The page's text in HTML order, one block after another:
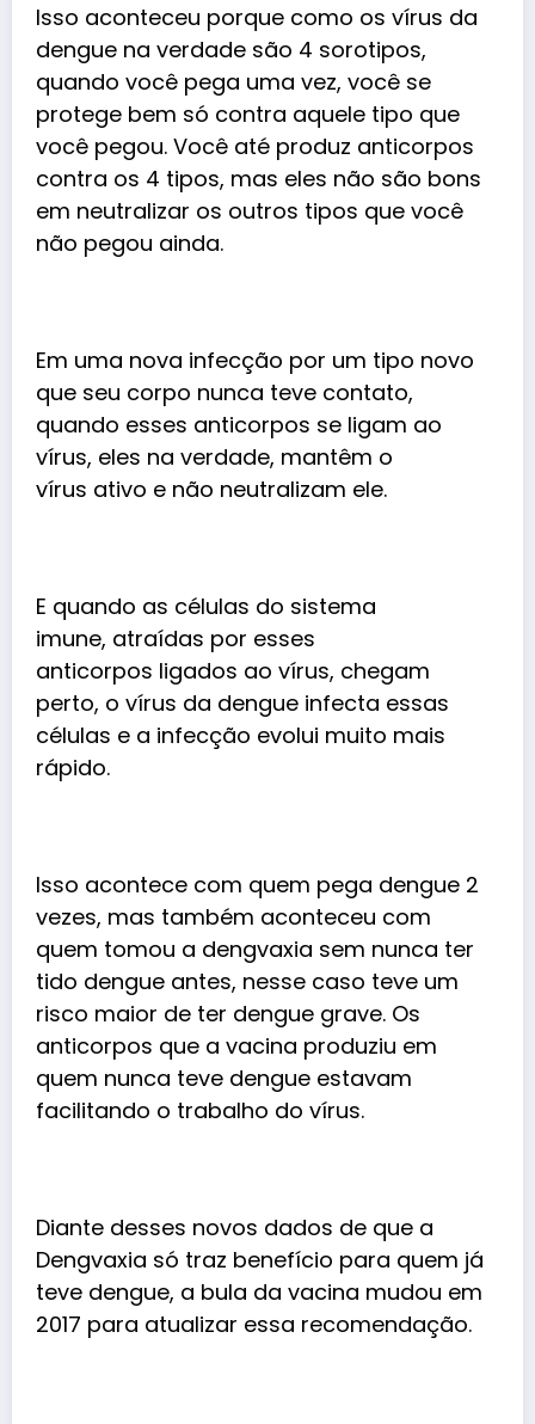
Isso aconteceu porque como os vírus da
dengue na verdade são 4 sorotipos,
quando você pega uma vez, você se
protege bem só contra aquele tipo que
você pegou. Você até produz anticorpos
contra os 4 tipos, mas eles não são bons
em neutralizar os outros tipos que você
não pegou ainda.
Em uma nova infecção por um tipo novo
que seu corpo nunca teve contato,
quando esses anticorpos se ligam ao
vírus, eles na verdade, mantêm o
vírus ativo e não neutralizam ele.
E quando as células do sistema
imune, atraídas por esses
anticorpos ligados ao vírus, chegam
perto, o vírus da dengue infecta essas
células e a infecção evolui muito mais
rápido.
Isso acontece com quem pega dengue 2
vezes, mas também aconteceu com
quem tomou a dengvaxia sem nunca ter
tido dengue antes, nesse caso teve um
risco maior de ter dengue grave. Os
anticorpos que a vacina produziu em
quem nunca teve dengue estavam
facilitando o trabalho do vírus.
Diante desses novos dados de que a
Dengvaxia só traz benefício para quem já
teve dengue, a bula da vacina mudou em
2017 para atualizar essa recomendação.